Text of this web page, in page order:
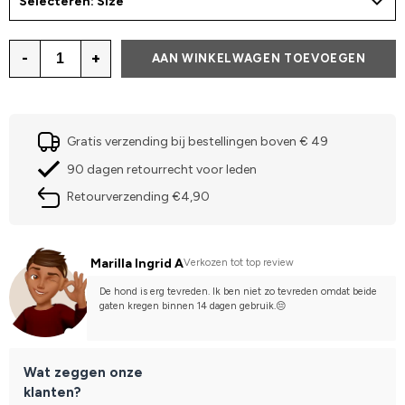
- + AAN WINKELWAGEN TOEVOEGEN
Gratis verzending bij bestellingen boven € 49
90 dagen retourrecht voor leden
Retourverzending €4,90
Marilla Ingrid AVerkozen tot top review
De hond is erg tevreden. Ik ben niet zo tevreden omdat beide
gaten kregen binnen 14 dagen gebruik.😔
Wat zeggen onze
klanten?